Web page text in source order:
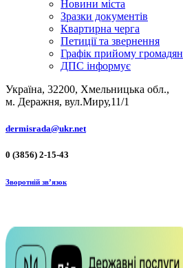
Новини міста
Зразки документів
Квартирна черга
Петиції та звернення
Графік прийому громадян
ДПС інформує
Україна, 32200, Хмельницька обл.,
м. Деражня, вул.Миру,11/1
dermisrada@ukr.net
0 (3856) 2-15-43
Зворотній зв’язок